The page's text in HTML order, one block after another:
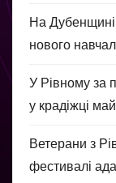
На Дубенщині
нового
У Рівному за
у крадіжці
Ветерани з
фестивалі